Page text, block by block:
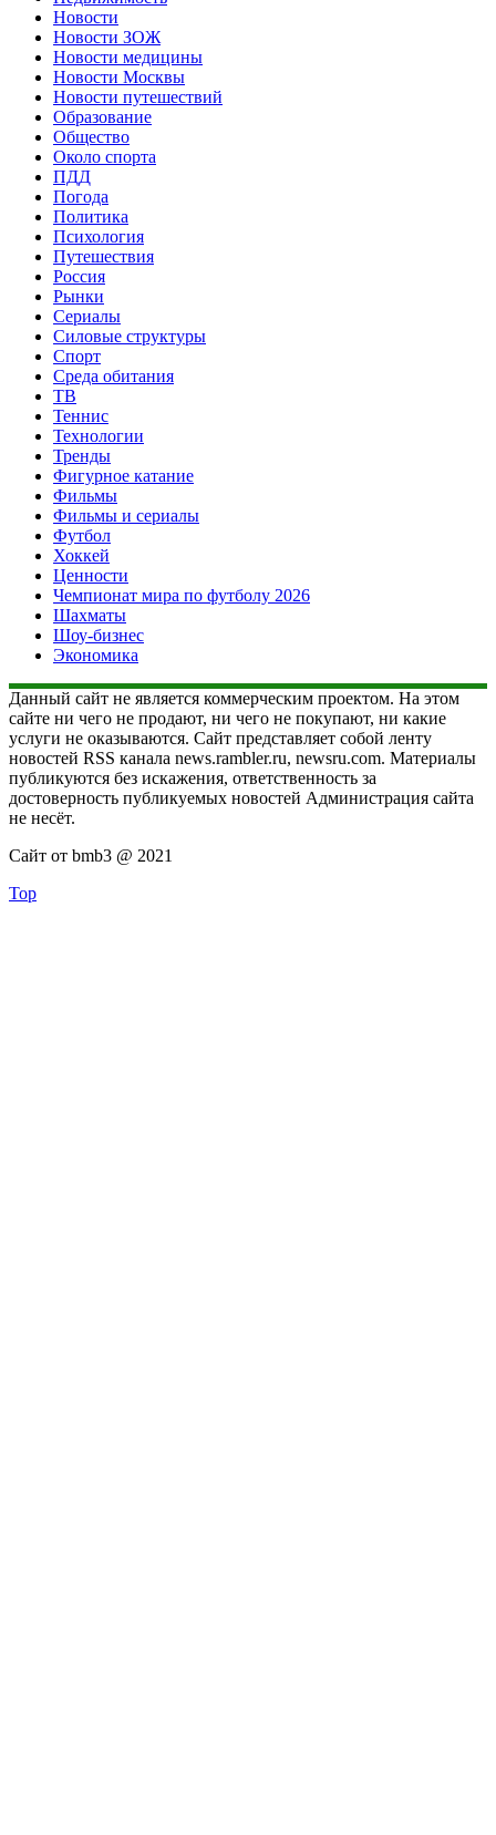
Новости
Новости ЗОЖ
Новости медицины
Новости Москвы
Новости путешествий
Образование
Общество
Около спорта
ПДД
Погода
Политика
Психология
Путешествия
Россия
Рынки
Сериалы
Силовые структуры
Спорт
Среда обитания
ТВ
Теннис
Технологии
Тренды
Фигурное катание
Фильмы
Фильмы и сериалы
Футбол
Хоккей
Ценности
Чемпионат мира по футболу 2026
Шахматы
Шоу-бизнес
Экономика
Данный сайт не является коммерческим проектом. На этом
сайте ни чего не продают, ни чего не покупают, ни какие
услуги не оказываются. Сайт представляет собой ленту
новостей RSS канала news.rambler.ru, newsru.com. Материалы
публикуются без искажения, ответственность за
достоверность публикуемых новостей Администрация сайта
не несёт.
Сайт от bmb3 @ 2021
Top